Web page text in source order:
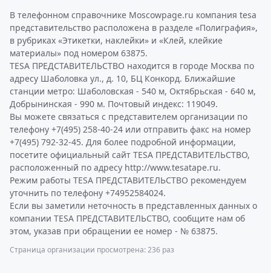
В телефонном справочнике Moscowpage.ru компания tesa
представительство расположена в разделе «Полиграфия»,
в рубриках «Этикетки, наклейки» и «Клей, клейкие
материалы» под номером 63875.
TESA ПРЕДСТАВИТЕЛЬСТВО находится в городе Москва по
адресу Шаболовка ул., д. 10, БЦ Конкорд. Ближайшие
станции метро: Шаболовская - 540 м, Октябрьская - 640 м,
Добрынинская - 990 м. Почтовый индекс: 119049.
Вы можете связаться с представителем организации по
телефону +7(495) 258-40-24 или отправить факс на номер
+7(495) 792-32-45. Для более подробной информации,
посетите официальный сайт TESA ПРЕДСТАВИТЕЛЬСТВО,
расположенный по адресу http://www.tesatape.ru.
Режим работы TESA ПРЕДСТАВИТЕЛЬСТВО рекомендуем
уточнить по телефону +74952584024.
Если вы заметили неточность в представленных данных о
компании TESA ПРЕДСТАВИТЕЛЬСТВО, сообщите нам об
этом, указав при обращении ее номер - № 63875.
Страница организации просмотрена: 236 раз